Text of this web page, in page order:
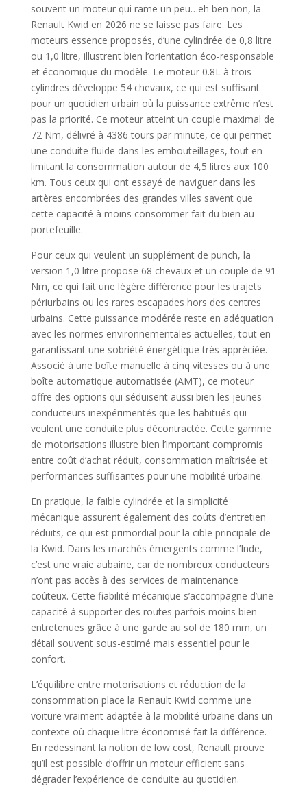
souvent un moteur qui rame un peu…eh ben non, la
Renault Kwid en 2026 ne se laisse pas faire. Les
moteurs essence proposés, d’une cylindrée de 0,8 litre
ou 1,0 litre, illustrent bien l’orientation éco-responsable
et économique du modèle. Le moteur 0.8L à trois
cylindres développe 54 chevaux, ce qui est suffisant
pour un quotidien urbain où la puissance extrême n’est
pas la priorité. Ce moteur atteint un couple maximal de
72 Nm, délivré à 4386 tours par minute, ce qui permet
une conduite fluide dans les embouteillages, tout en
limitant la consommation autour de 4,5 litres aux 100
km. Tous ceux qui ont essayé de naviguer dans les
artères encombrées des grandes villes savent que
cette capacité à moins consommer fait du bien au
portefeuille.
Pour ceux qui veulent un supplément de punch, la
version 1,0 litre propose 68 chevaux et un couple de 91
Nm, ce qui fait une légère différence pour les trajets
périurbains ou les rares escapades hors des centres
urbains. Cette puissance modérée reste en adéquation
avec les normes environnementales actuelles, tout en
garantissant une sobriété énergétique très appréciée.
Associé à une boîte manuelle à cinq vitesses ou à une
boîte automatique automatisée (AMT), ce moteur
offre des options qui séduisent aussi bien les jeunes
conducteurs inexpérimentés que les habitués qui
veulent une conduite plus décontractée. Cette gamme
de motorisations illustre bien l’important compromis
entre coût d’achat réduit, consommation maîtrisée et
performances suffisantes pour une mobilité urbaine.
En pratique, la faible cylindrée et la simplicité
mécanique assurent également des coûts d’entretien
réduits, ce qui est primordial pour la cible principale de
la Kwid. Dans les marchés émergents comme l’Inde,
c’est une vraie aubaine, car de nombreux conducteurs
n’ont pas accès à des services de maintenance
coûteux. Cette fiabilité mécanique s’accompagne d’une
capacité à supporter des routes parfois moins bien
entretenues grâce à une garde au sol de 180 mm, un
détail souvent sous-estimé mais essentiel pour le
confort.
L’équilibre entre motorisations et réduction de la
consommation place la Renault Kwid comme une
voiture vraiment adaptée à la mobilité urbaine dans un
contexte où chaque litre économisé fait la différence.
En redessinant la notion de low cost, Renault prouve
qu’il est possible d’offrir un moteur efficient sans
dégrader l’expérience de conduite au quotidien.